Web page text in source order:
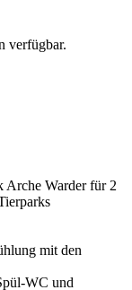
verfügbar.
Arche Warder für 2
mit den
WC und